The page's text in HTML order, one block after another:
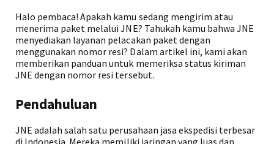
Halo pembaca! Apakah kamu sedang mengirim atau
menerima paket melalui JNE? Tahukah kamu bahwa JNE
menyediakan layanan pelacakan paket dengan
menggunakan nomor resi? Dalam artikel ini, kami akan
memberikan panduan untuk memeriksa status kiriman
JNE dengan nomor resi tersebut.
Pendahuluan
JNE adalah salah satu perusahaan jasa ekspedisi terbesar
di Indonesia. Mereka memiliki jaringan yang luas dan